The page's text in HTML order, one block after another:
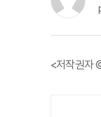
<저작권자